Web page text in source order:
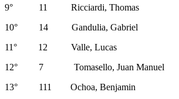
9° 11 Ricciardi,
10° 14 Gandulia,
11° 12 Valle,
12° 7 Tomasello, Juan
13° 111 Ochoa,